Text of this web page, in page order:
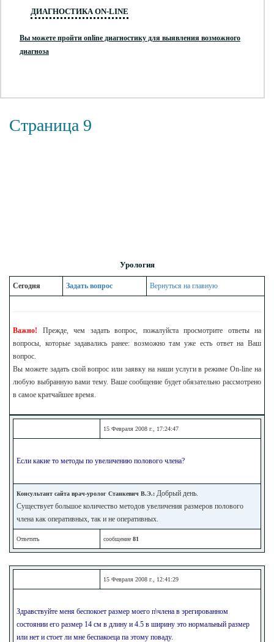
ДИАГНОСТИКА ON-LINE
Вы можете пройти online диагностику для выявления возможного
диагноза
Страница 9
Урология
Сегодня Задать вопрос Вернуться на главную
Важно! Прежде, чем задать вопрос, пожалуйста просмотрите ответы на
вопросы, которые задавались ранее: возможно там уже есть ответ на Ваш
вопрос.
Вы можете задать свой вопрос или заявку на наши услуги в режиме On-line на
любую выбранную вами тему. Ваше сообщение будет обязательно рассмотрено
в самое кратчайшее время.
15 Февраля 2008 г., 17:24:47
Если какие то методы по увеличению полового члена?
Консультант сайта врач-уролог Станкевич В.Э.: Добрый день.
Существует большое количество методов увеличения размеров полового
члена как оперативных, так и не оперативных.
Ответить сообщение 81
15 Февраля 2008 г., 12:41:29
Здравствуйте меня беспокоет размер моего п\члена в эрегированном
состоянии его размер 14 см в длину и 4.5 в ширину это нормальный размер
или нет и стоет ли мне беспакоеца па этому поваду.